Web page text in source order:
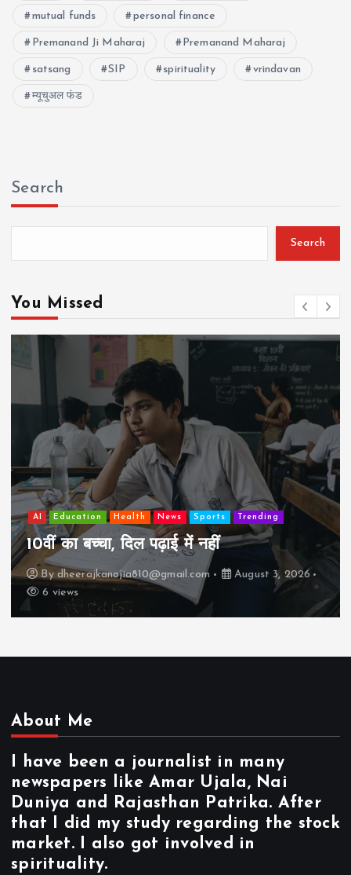
mutual funds personal finance
Premanand Ji Maharaj Premanand Maharaj
satsang SIP spirituality vrindavan
म्यूचुअल फंड
Search
Search
You Missed
AI Education Lifestyle Mutual fund society Travel
झुग्गी में रहने वाला 10,000 कमाने वाले का बच्चा
कैसे “बड़ा आदमी” बन सकता है?
By dheerajkanojia810@gmail.com
August 2, 2026
17 views
About Me
I have been a journalist in many
newspapers like Amar Ujala, Nai
Duniya and Rajasthan Patrika. After
that I did my study regarding the stock
market. I also got involved in
spirituality.